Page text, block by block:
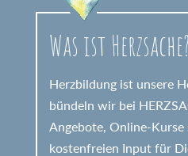
Was ist Herzsache?
Herzbildung ist unsere
bündeln wir bei
Angebote, Online-Kurse
kostenfreien Input für